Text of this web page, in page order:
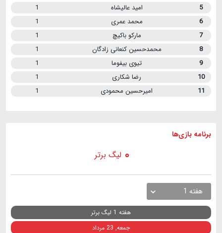
5
امید عالیشاه
1
6
محمد عمری
1
7
مارکو باکیچ
1
8
محمدحسین کنعانی زادگان
1
9
تیوی بیفوما
1
10
رضا شکاری
1
11
امیرحسین محمودی 1
برنامه بازی ها
لیگ برتر
هفته 1
هفته 1 لیگ برتر
جمعه, 23 مرداد